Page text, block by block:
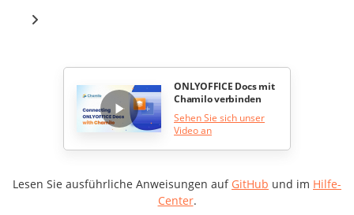
ONLYOFFICE Docs mit
Chamilo verbinden
Sehen Sie sich unser
Video an
Lesen Sie ausführliche Anweisungen auf GitHub und im Hilfe-
Сenter.